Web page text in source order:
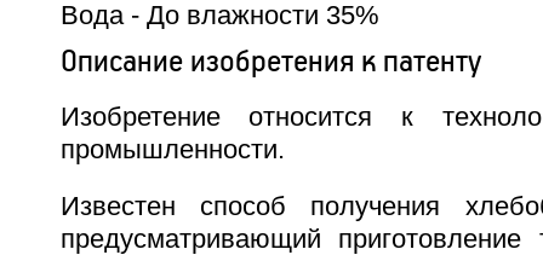
Вода - До влажности 35%
Описание изобретения к патенту
Изобретение относится к
промышленности.
Известен способ получения
предусматривающий приготовление